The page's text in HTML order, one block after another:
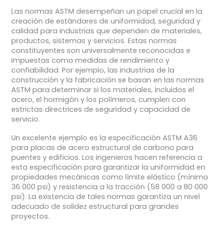
Las normas ASTM desempeñan un papel crucial en la
creación de estándares de uniformidad, seguridad y
calidad para industrias que dependen de materiales,
productos, sistemas y servicios. Estas normas
constituyentes son universalmente reconocidas e
impuestas como medidas de rendimiento y
confiabilidad. Por ejemplo, las industrias de la
construcción y la fabricación se basan en las normas
ASTM para determinar si los materiales, incluidos el
acero, el hormigón y los polímeros, cumplen con
estrictas directrices de seguridad y capacidad de
servicio.
Un excelente ejemplo es la especificación ASTM A36
para placas de acero estructural de carbono para
puentes y edificios. Los ingenieros hacen referencia a
esta especificación para garantizar la uniformidad en
propiedades mecánicas como límite elástico (mínimo
36 000 psi) y resistencia a la tracción (58 000 a 80 000
psi). La existencia de tales normas garantiza un nivel
adecuado de solidez estructural para grandes
proyectos.